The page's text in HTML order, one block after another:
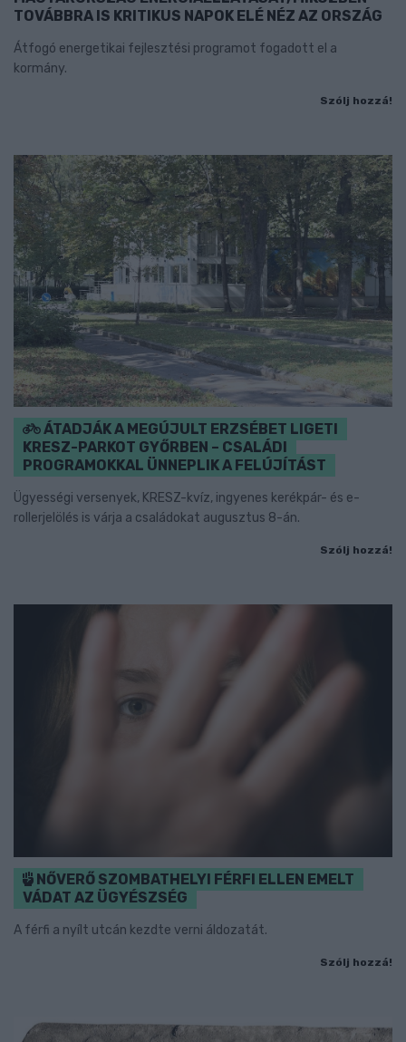
TOVÁBBRA IS KRITIKUS NAPOK ELÉ NÉZ AZ ORSZÁG
Átfogó energetikai fejlesztési programot fogadott el a
kormány.
Szólj hozzá!
ÁTADJÁK A MEGÚJULT ERZSÉBET LIGETI
KRESZ-PARKOT GYŐRBEN – CSALÁDI
PROGRAMOKKAL ÜNNEPLIK A FELÚJÍTÁST
Ügyességi versenyek, KRESZ-kvíz, ingyenes kerékpár- és e-
rollerjelölés is várja a családokat augusztus 8-án.
Szólj hozzá!
NŐVERŐ SZOMBATHELYI FÉRFI ELLEN EMELT
VÁDAT AZ ÜGYÉSZSÉG
A férfi a nyílt utcán kezdte verni áldozatát.
Szólj hozzá!